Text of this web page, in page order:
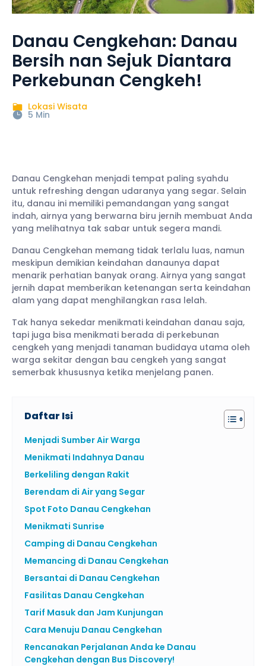
Danau Cengkehan: Danau
Bersih nan Sejuk Diantara
Perkebunan Cengkeh!
Lokasi Wisata
5 Min
Danau Cengkehan menjadi tempat paling syahdu
untuk refreshing dengan udaranya yang segar. Selain
itu, danau ini memiliki pemandangan yang sangat
indah, airnya yang berwarna biru jernih membuat Anda
yang melihatnya tak sabar untuk segera mandi.
Danau Cengkehan memang tidak terlalu luas, namun
meskipun demikian keindahan danaunya dapat
menarik perhatian banyak orang. Airnya yang sangat
jernih dapat memberikan ketenangan serta keindahan
alam yang dapat menghilangkan rasa lelah.
Tak hanya sekedar menikmati keindahan danau saja,
tapi juga bisa menikmati berada di perkebunan
cengkeh yang menjadi tanaman budidaya utama oleh
warga sekitar dengan bau cengkeh yang sangat
semerbak khususnya ketika menjelang panen.
Daftar Isi
Menjadi Sumber Air Warga
Menikmati Indahnya Danau
Berkeliling dengan Rakit
Berendam di Air yang Segar
Spot Foto Danau Cengkehan
Menikmati Sunrise
Camping di Danau Cengkehan
Memancing di Danau Cengkehan
Bersantai di Danau Cengkehan
Fasilitas Danau Cengkehan
Tarif Masuk dan Jam Kunjungan
Cara Menuju Danau Cengkehan
Rencanakan Perjalanan Anda ke Danau
Cengkehan dengan Bus Discovery!